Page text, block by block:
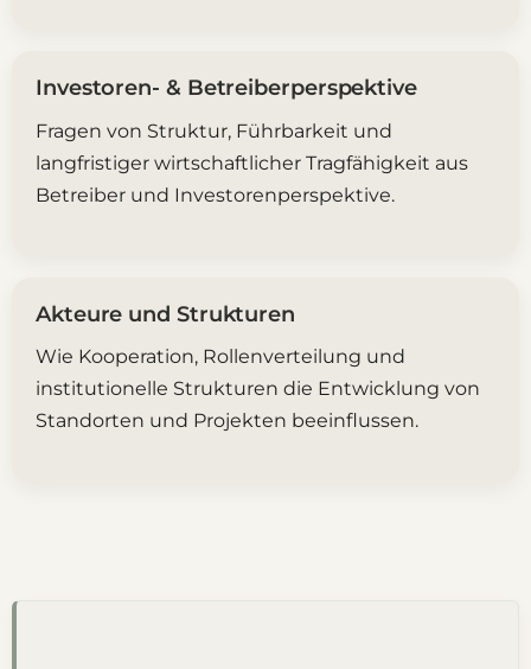
Investoren- & Betreiberperspektive
Fragen von Struktur, Führbarkeit und
langfristiger wirtschaftlicher Tragfähigkeit aus
Betreiber und Investorenperspektive.
Akteure und Strukturen
Wie Kooperation, Rollenverteilung und
institutionelle Strukturen die Entwicklung von
Standorten und Projekten beeinflussen.